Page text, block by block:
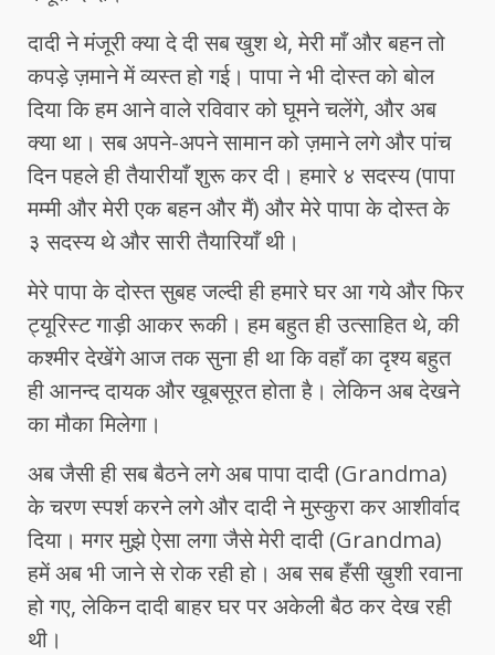
दादी ने मंजूरी क्या दे दी सब खुश थे, मेरी माँ और बहन तो
कपड़े ज़माने में व्यस्त हो गई। पापा ने भी दोस्त को बोल
दिया कि हम आने वाले रविवार को घूमने चलेंगे, और अब
क्या था। सब अपने-अपने सामान को ज़माने लगे और पांच
दिन पहले ही तैयारीयाँ शुरू कर दी। हमारे ४ सदस्य (पापा
मम्मी और मेरी एक बहन और मैं) और मेरे पापा के दोस्त के
३ सदस्य थे और सारी तैयारियाँ थी।
मेरे पापा के दोस्त सुबह जल्दी ही हमारे घर आ गये और फिर
ट्यूरिस्ट गाड़ी आकर रूकी। हम बहुत ही उत्साहित थे, की
कश्मीर देखेंगे आज तक सुना ही था कि वहाँ का दृश्य बहुत
ही आनन्द दायक और खूबसूरत होता है। लेकिन अब देखने
का मौका मिलेगा।
अब जैसी ही सब बैठने लगे अब पापा दादी (Grandma)
के चरण स्पर्श करने लगे और दादी ने मुस्कुरा कर आशीर्वाद
दिया। मगर मुझे ऐसा लगा जैसे मेरी दादी (Grandma)
हमें अब भी जाने से रोक रही हो। अब सब हँसी ख़ुशी रवाना
हो गए, लेकिन दादी बाहर घर पर अकेली बैठ कर देख रही
थी।